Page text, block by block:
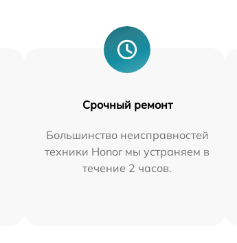
Срочный ремонт
Большинство неисправностей
техники Honor мы устраняем в
течение 2 часов.